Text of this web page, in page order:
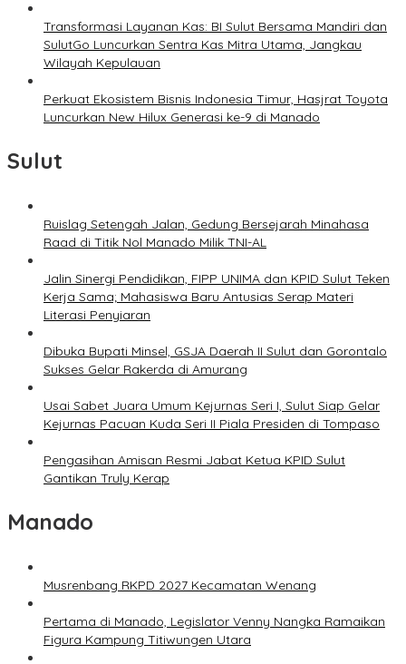
Transformasi Layanan Kas: BI Sulut Bersama Mandiri dan
SulutGo Luncurkan Sentra Kas Mitra Utama, Jangkau
Wilayah Kepulauan
Perkuat Ekosistem Bisnis Indonesia Timur, Hasjrat Toyota
Luncurkan New Hilux Generasi ke-9 di Manado
Sulut
Ruislag Setengah Jalan, Gedung Bersejarah Minahasa
Raad di Titik Nol Manado Milik TNI-AL
Jalin Sinergi Pendidikan, FIPP UNIMA dan KPID Sulut Teken
Kerja Sama; Mahasiswa Baru Antusias Serap Materi
Literasi Penyiaran
Dibuka Bupati Minsel, GSJA Daerah II Sulut dan Gorontalo
Sukses Gelar Rakerda di Amurang
Usai Sabet Juara Umum Kejurnas Seri I, Sulut Siap Gelar
Kejurnas Pacuan Kuda Seri II Piala Presiden di Tompaso
Pengasihan Amisan Resmi Jabat Ketua KPID Sulut
Gantikan Truly Kerap
Manado
Musrenbang RKPD 2027 Kecamatan Wenang
Pertama di Manado, Legislator Venny Nangka Ramaikan
Figura Kampung Titiwungen Utara